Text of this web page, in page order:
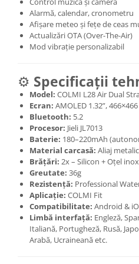
Alarmă, calendar, cronometru
Afișare meteo și fețe de ceas
Actualizări OTA (Over-The-Air)
Mod vibrație personalizabil
⚙️ Specificații
Model: COLMI L28 Air Dual
Ecran: AMOLED 1.32”,
Bluetooth: 5.2
Procesor: Jieli JL7013
Baterie: 180–220mAh
Material carcasă: Aliaj metalic
Brățări: 2x – Silicon + Oțel
Greutate: 36g
Rezistență: Professional
Aplicație: COLMI Fit
Compatibilitate: Android &
Limbă interfață: Engleză,
Italiană, Portugheză, Rusă,
Arabă, Ucraineană etc.